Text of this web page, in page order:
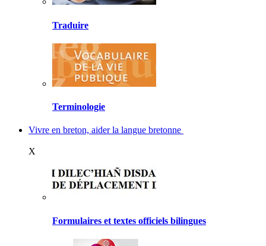
Traduire
Terminologie
Vivre en breton, aider la langue bretonne
X
Formulaires et textes officiels bilingues